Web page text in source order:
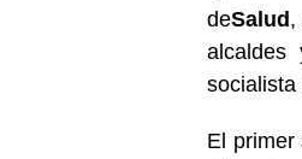
deSalud,
alcaldes
socialista
El primer